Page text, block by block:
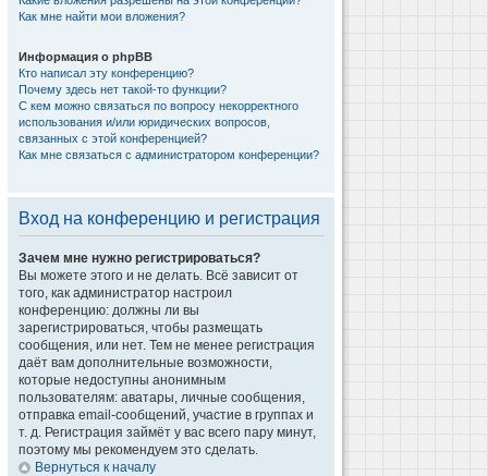
Как мне найти мои вложения?
Информация о phpBB
Кто написал эту конференцию?
Почему здесь нет такой-то функции?
С кем можно связаться по вопросу некорректного
использования и/или юридических вопросов,
связанных с этой конференцией?
Как мне связаться с администратором конференции?
Вход на конференцию и регистрация
Зачем мне нужно регистрироваться?
Вы можете этого и не делать. Всё зависит от
того, как администратор настроил
конференцию: должны ли вы
зарегистрироваться, чтобы размещать
сообщения, или нет. Тем не менее регистрация
даёт вам дополнительные возможности,
которые недоступны анонимным
пользователям: аватары, личные сообщения,
отправка email-сообщений, участие в группах и
т. д. Регистрация займёт у вас всего пару минут,
поэтому мы рекомендуем это сделать.
Вернуться к началу